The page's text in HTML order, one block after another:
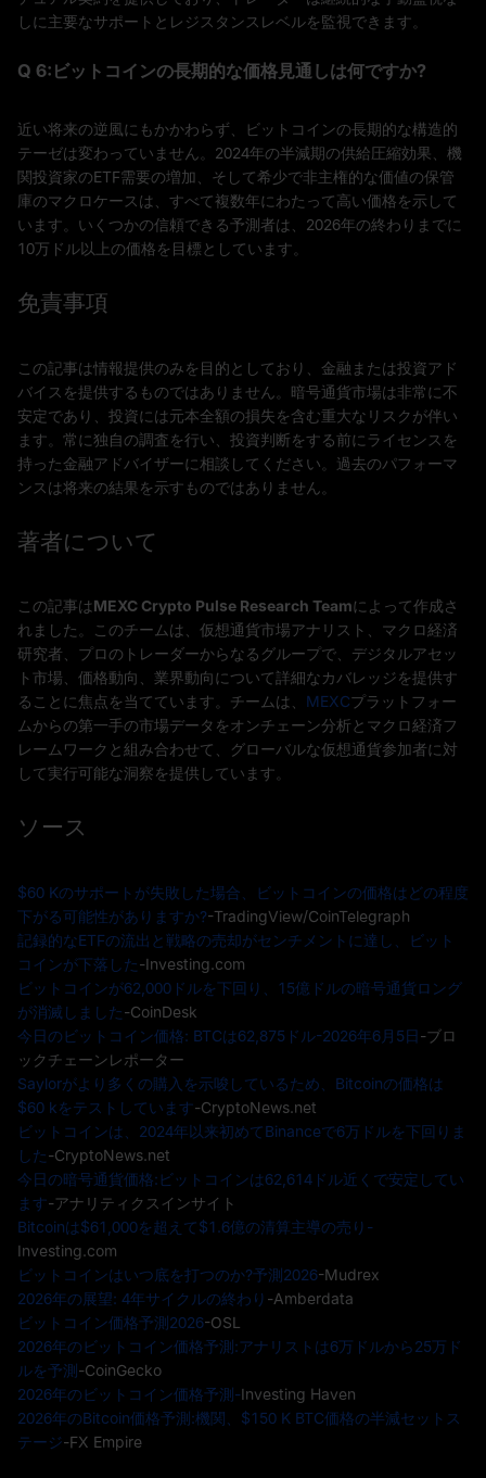
しに主要なサポートとレジスタンスレベルを監視できます。
Q 6:ビットコインの長期的な価格見通しは何ですか?
近い将来の逆風にもかかわらず、ビットコインの長期的な構造的
テーゼは変わっていません。2024年の半減期の供給圧縮効果、機
関投資家のETF需要の増加、そして希少で非主権的な価値の保管
庫のマクロケースは、すべて複数年にわたって高い価格を示して
います。いくつかの信頼できる予測者は、2026年の終わりまでに
10万ドル以上の価格を目標としています。
免責事項
この記事は情報提供のみを目的としており、金融または投資アド
バイスを提供するものではありません。暗号通貨市場は非常に不
安定であり、投資には元本全額の損失を含む重大なリスクが伴い
ます。常に独自の調査を行い、投資判断をする前にライセンスを
持った金融アドバイザーに相談してください。過去のパフォーマ
ンスは将来の結果を示すものではありません。
著者について
この記事はMEXC Crypto Pulse Research Teamによって作成さ
れました。このチームは、仮想通貨市場アナリスト、マクロ経済
研究者、プロのトレーダーからなるグループで、デジタルアセッ
ト市場、価格動向、業界動向について詳細なカバレッジを提供す
ることに焦点を当てています。チームは、 MEXCプラットフォー
ムからの第一手の市場データをオンチェーン分析とマクロ経済フ
レームワークと組み合わせて、グローバルな仮想通貨参加者に対
して実行可能な洞察を提供しています。
ソース
$60 Kのサポートが失敗した場合、ビットコインの価格はどの程度
下がる可能性がありますか?-TradingView/CoinTelegraph
記録的なETFの流出と戦略の売却がセンチメントに達し、ビット
コインが下落した-Investing.com
ビットコインが62,000ドルを下回り、15億ドルの暗号通貨ロング
が消滅しました-CoinDesk
今日のビットコイン価格: BTCは62,875ドル-2026年6月5日-ブロ
ックチェーンレポーター
Saylorがより多くの購入を示唆しているため、Bitcoinの価格は
$60 kをテストしています-CryptoNews.net
ビットコインは、2024年以来初めてBinanceで6万ドルを下回りま
した-CryptoNews.net
今日の暗号通貨価格:ビットコインは62,614ドル近くで安定してい
ます-アナリティクスインサイト
Bitcoinは$61,000を超えて$1.6億の清算主導の売り-
Investing.com
ビットコインはいつ底を打つのか?予測2026-Mudrex
2026年の展望: 4年サイクルの終わり -Amberdata
ビットコイン価格予測2026-OSL
2026年のビットコイン価格予測:アナリストは6万ドルから25万ド
ルを予測-CoinGecko
2026年のビットコイン価格予測-Investing Haven
2026年のBitcoin価格予測:機関、$150 K BTC価格の半減セットス
テージ-FX Empire